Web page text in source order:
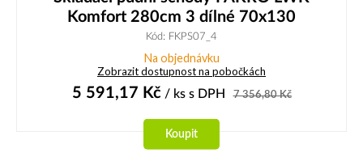
Komfort 280cm 3 dílné 70x130
Kód: FKPS07_4
Na objednávku
Zobrazit dostupnost na pobočkách
5 591,17 Kč/ ks s DPH 7 356,80Kč
Koupit